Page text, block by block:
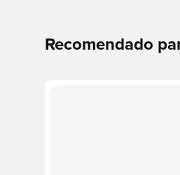
Recomendado